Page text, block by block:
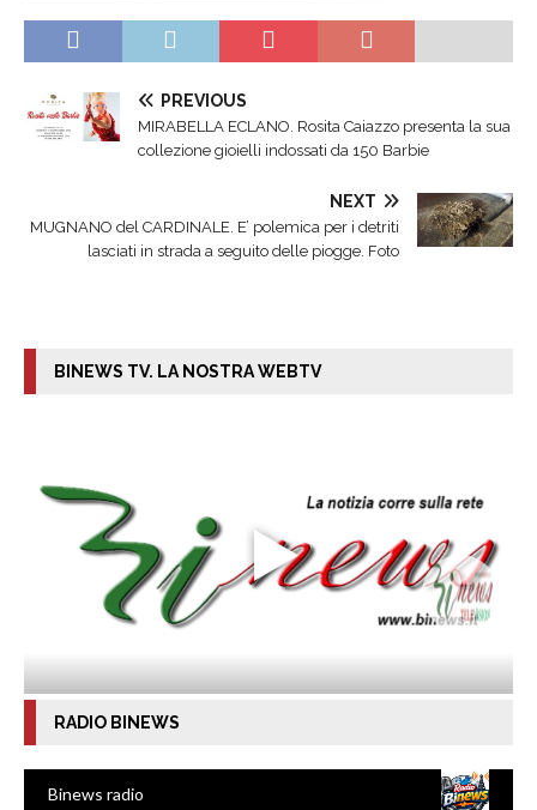
PREVIOUS
MIRABELLA ECLANO. Rosita Caiazzo presenta la sua
collezione gioielli indossati da 150 Barbie
NEXT
MUGNANO del CARDINALE. E’ polemica per i detriti
lasciati in strada a seguito delle piogge. Foto
BINEWS TV. LA NOSTRA WEBTV
RADIO BINEWS